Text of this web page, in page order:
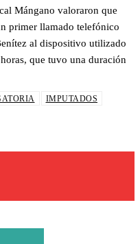
Mángano valoraron que
primer llamado telefónico
al dispositivo utilizado
que tuvo una duración
IMPUTADOS